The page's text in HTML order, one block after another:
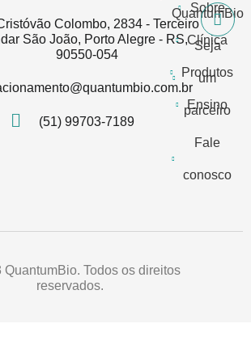
Colombo, 2834 - Terceiro
São João, Porto Alegre - RS,
90550-054
(51) 99703-7189
Sobre
Clínica
Produtos
Ensino
QuantumBio
Seja
um
parceiro
Fale
conosco
Todos os direitos
reservados.